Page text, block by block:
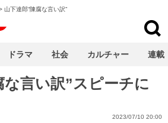
山下達郎“陳腐な言い訳”
な言い訳”スピーチに
2023/07/10 20:00
ドラマ 社会 カルチャー 連載